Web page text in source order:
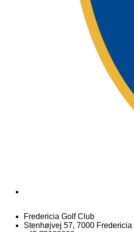
Fredericia Golf Club
Stenhøjvej 57, 7000 Fredericia